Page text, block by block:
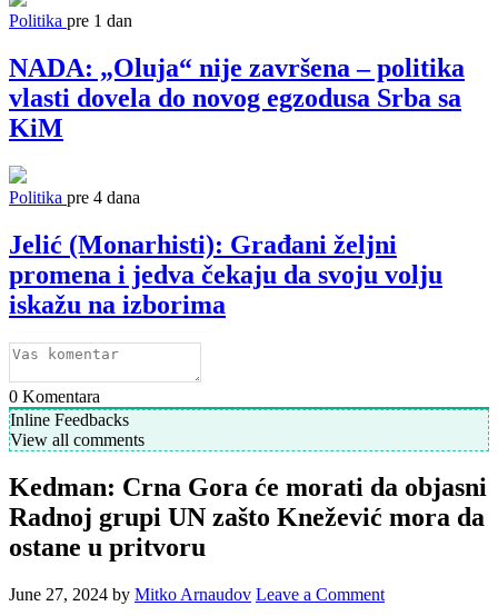
Politika pre 1 dan
NADA: „Oluja“ nije završena – politika
vlasti dovela do novog egzodusa Srba sa
KiM
Politika pre 4 dana
Jelić (Monarhisti): Građani željni
promena i jedva čekaju da svoju volju
iskažu na izborima
0 Komentara
Inline Feedbacks
View all comments
Kedman: Crna Gora će morati da objasni
Radnoj grupi UN zašto Knežević mora da
ostane u pritvoru
June 27, 2024 by Mitko Arnaudov Leave a Comment